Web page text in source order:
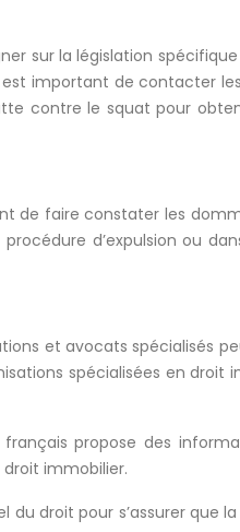
sur la législation
important de contacter
contre le squat pour
de faire constater les
d’expulsion ou
et avocats spécialisés
spécialisées en droit
propose des
immobilier.
droit pour s’assurer que la